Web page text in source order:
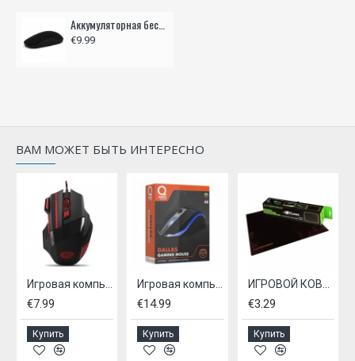
Аккумуляторная беспроводная компьютерная мышь BRAINZ
€9.99
ВАМ МОЖЕТ БЫТЬ ИНТЕРЕСНО
€7.99
Купить
€14.99
Купить
€3.29
Купить